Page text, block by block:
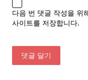
다음 번 댓글 작성을 위
사이트를 저장합니다.